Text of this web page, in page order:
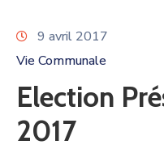
9 avril 2017
Vie Communale
Election
2017